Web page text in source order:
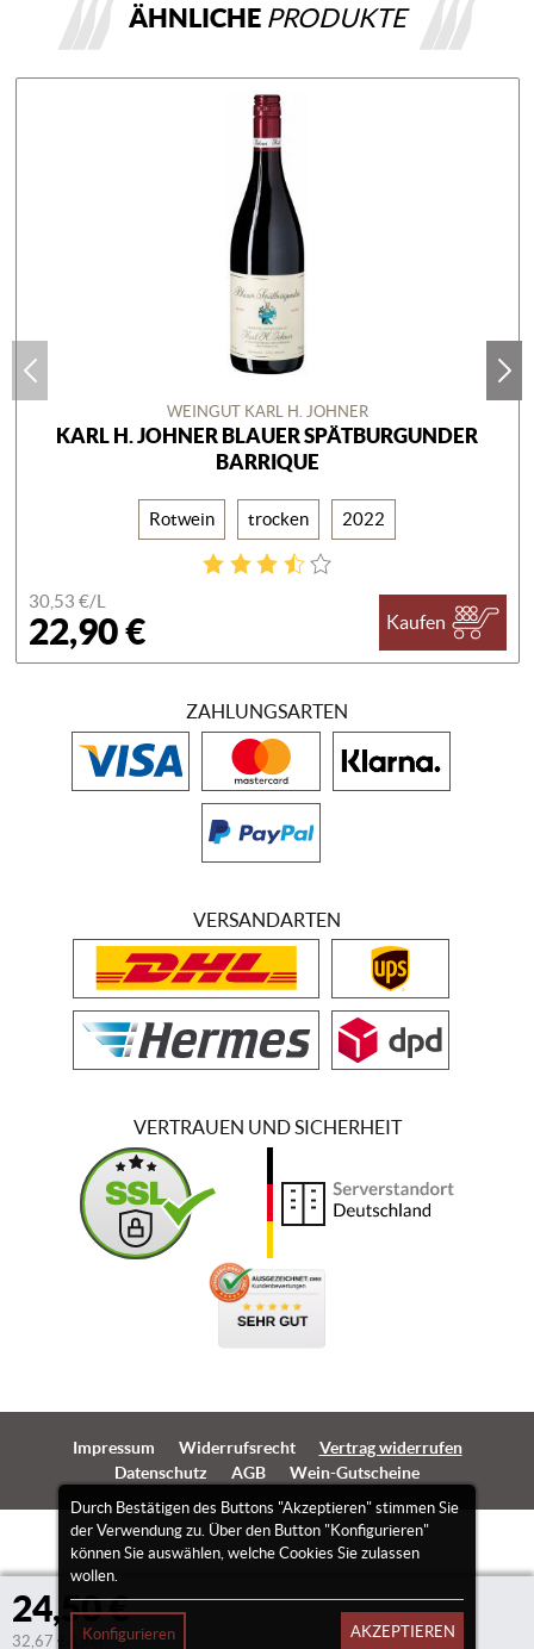
24,50 €
32,67 €/Liter
ÄHNLICHE PRODUKTE
WEINGUT KARL H. JOHNER
KARL H. JOHNER BLAUER SPÄTBURGUNDER
BARRIQUE
Rotwein trocken 2022
30,53 €/L
22,90 € Kaufen
Durch Bestätigen des Buttons "Akzeptieren" stimmen Sie
der Verwendung zu. Über den Button "Konfigurieren"
können Sie auswählen, welche Cookies Sie zulassen
wollen.
Konfigurieren AKZEPTIEREN
ZAHLUNGSARTEN
VERSANDARTEN
VERTRAUEN UND SICHERHEIT
Impressum Widerrufsrecht
Vertrag widerrufen
Datenschutz
AGB Wein-Gutscheine